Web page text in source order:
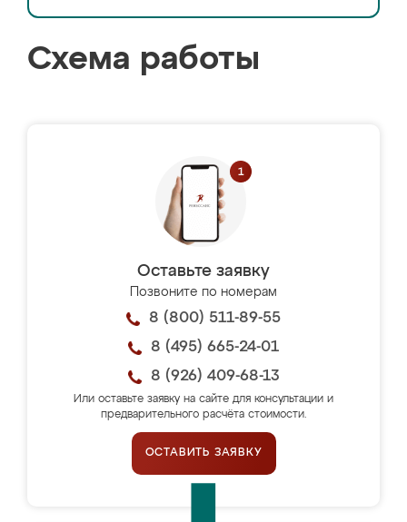
Схема работы
Оставьте заявку
Позвоните по номерам
8 (800) 511-89-55
8 (495) 665-24-01
8 (926) 409-68-13
Или оставьте заявку на сайте для консультации и
предварительного расчёта стоимости.
ОСТАВИТЬ ЗАЯВКУ